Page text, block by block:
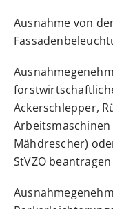
Ausnahme von
Ackerschlepper,
Arbeitsmaschinen
Mähdrescher)
StVZO beantragen